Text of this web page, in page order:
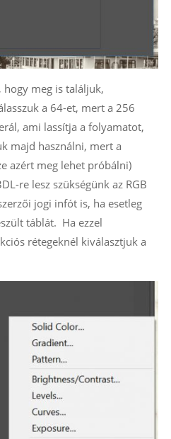
meg is találjuk,
a 64-et, mert a 256
ami lassítja a folyamatot,
majd használni, mert a
azért meg lehet próbálni)
re lesz szükségünk az RGB
jogi infót is, ha esetleg
táblát. Ha ezzel
rétegeknél kiválasztjuk a